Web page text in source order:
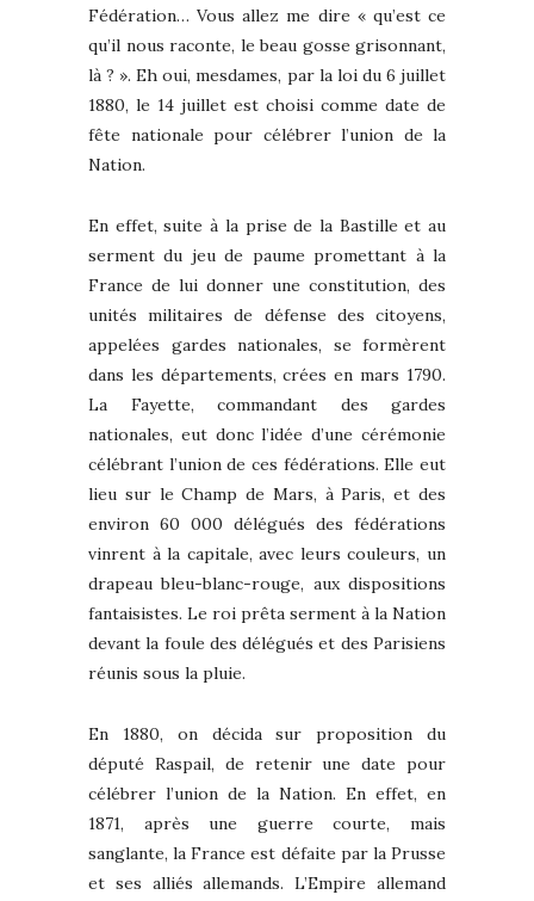
Fédération… Vous allez me dire « qu’est ce
qu’il nous raconte, le beau gosse grisonnant,
là ? ». Eh oui, mesdames, par la loi du 6 juillet
1880, le 14 juillet est choisi comme date de
fête nationale pour célébrer l’union de la
Nation.
En effet, suite à la prise de la Bastille et au
serment du jeu de paume promettant à la
France de lui donner une constitution, des
unités militaires de défense des citoyens,
appelées gardes nationales, se formèrent
dans les départements, crées en mars 1790.
La Fayette, commandant des gardes
nationales, eut donc l’idée d’une cérémonie
célébrant l’union de ces fédérations. Elle eut
lieu sur le Champ de Mars, à Paris, et des
environ 60 000 délégués des fédérations
vinrent à la capitale, avec leurs couleurs, un
drapeau bleu-blanc-rouge, aux dispositions
fantaisistes. Le roi prêta serment à la Nation
devant la foule des délégués et des Parisiens
réunis sous la pluie.
En 1880, on décida sur proposition du
député Raspail, de retenir une date pour
célébrer l’union de la Nation. En effet, en
1871, après une guerre courte, mais
sanglante, la France est défaite par la Prusse
et ses alliés allemands. L’Empire allemand